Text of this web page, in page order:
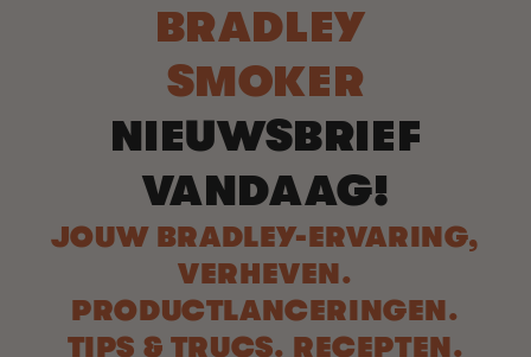
BRADLEY
SMOKER
NIEUWSBRIEF
VANDAAG!
JOUW BRADLEY-ERVARING,
VERHEVEN.
PRODUCTLANCERINGEN.
TIPS & TRUCS. RECEPTEN.